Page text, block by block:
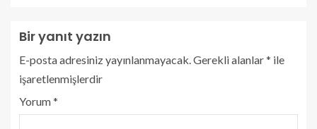
Bir yanıt yazın
E-posta adresiniz yayınlanmayacak.Gerekli alanlar* ile
işaretlenmişlerdir
Yorum*